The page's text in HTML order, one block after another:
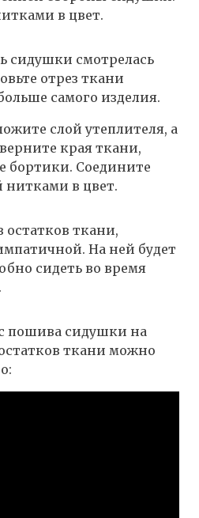
в цвет.
сидушки смотрелась
отрез ткани
самого изделия.
слой утеплителя, а
края ткани,
бортики. Соедините
нитками в цвет.
ткани,
На ней будет
сидеть во время
пошива сидушки на
ткани можно